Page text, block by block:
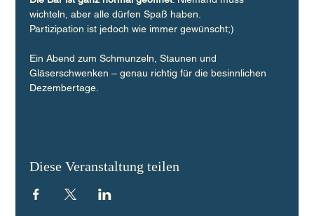
wichteln, aber alle dürfen Spaß haben.
Partizipation ist jedoch wie immer gewünscht;)
Ein Abend zum Schmunzeln, Staunen und
Gläserschwenken – genau richtig für die besinnlichen
Dezembertage.
Diese Veranstaltung teilen